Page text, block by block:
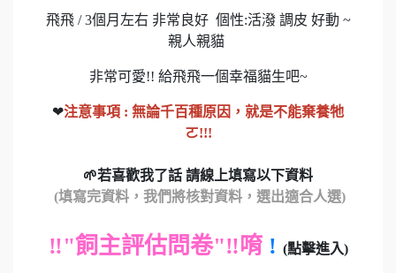
飛飛 / 3個月左右 非常良好 個性:活潑 調皮 好動 ~
親人親貓
非常可愛!! 給飛飛一個幸福貓生吧~
❤注意事項 : 無論千百種原因，就是不能棄養牠
ㄛ!!!
🌱若喜歡我了話 請線上填寫以下資料
(填寫完資料，我們將核對資料，選出適合人選)
‼️"飼主評估問卷"‼️唷! (點擊進入)